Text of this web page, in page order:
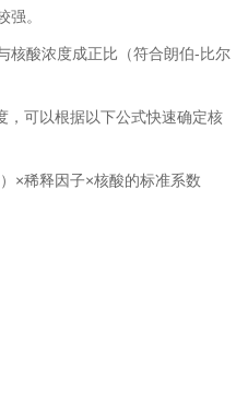
强。
核酸浓度成正比（符合朗伯-比尔
，可以根据以下公式快速确定核
×稀释因子×核酸的标准系数